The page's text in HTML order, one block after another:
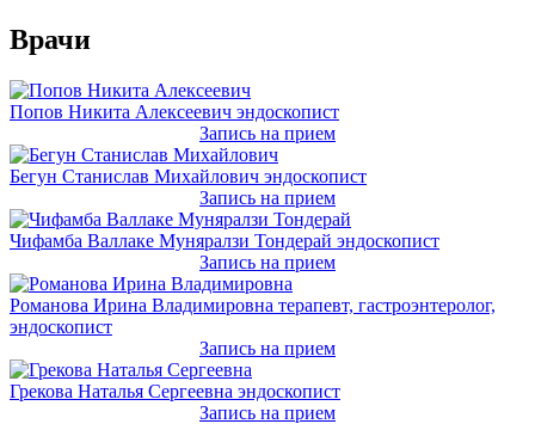
Врачи
Попов Никита Алексеевич эндоскопист
Запись на прием
Бегун Станислав Михайлович эндоскопист
Запись на прием
Чифамба Валлаке Муняралзи Тондерай эндоскопист
Запись на прием
Романова Ирина Владимировна терапевт, гастроэнтеролог,
эндоскопист
Запись на прием
Грекова Наталья Сергеевна эндоскопист
Запись на прием